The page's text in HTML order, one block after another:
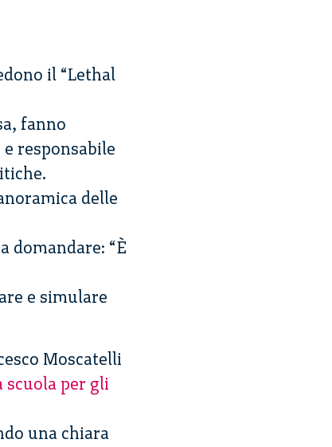
il “Lethal
fanno
responsabile
delle
domandare: “È
e simulare
Moscatelli
scuola per gli
una chiara